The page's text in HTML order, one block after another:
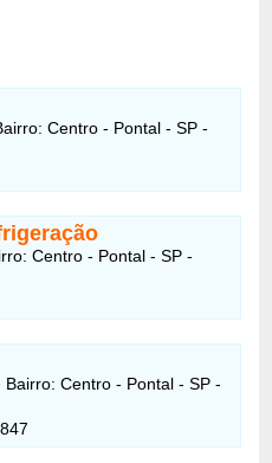
Centro - Pontal - SP -
Centro - Pontal - SP -
Centro - Pontal - SP -